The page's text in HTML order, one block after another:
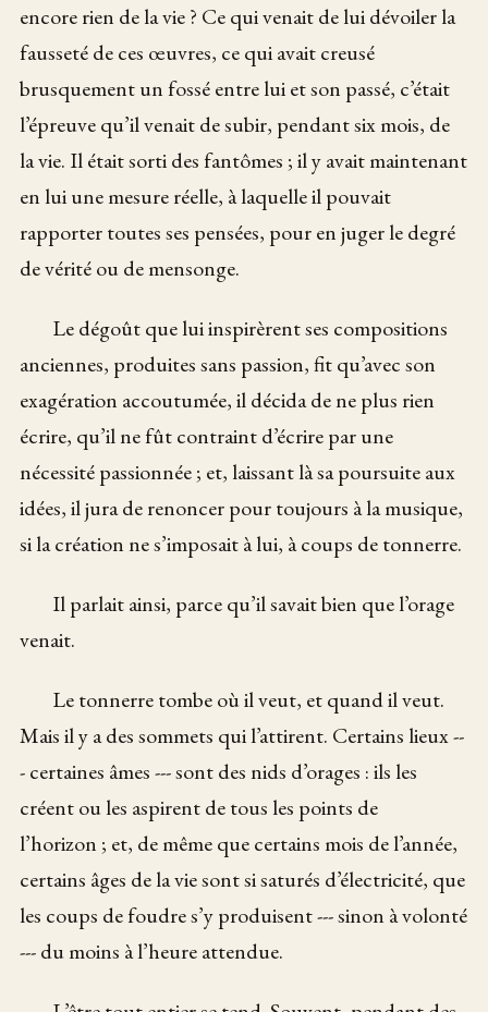
encore rien de la vie ? Ce qui venait de lui dévoiler la
fausseté de ces œuvres, ce qui avait creusé
brusquement un fossé entre lui et son passé, c’était
l’épreuve qu’il venait de subir, pendant six mois, de
la vie. Il était sorti des fantômes ; il y avait maintenant
en lui une mesure réelle, à laquelle il pouvait
rapporter toutes ses pensées, pour en juger le degré
de vérité ou de mensonge.
Le dégoût que lui inspirèrent ses compositions
anciennes, produites sans passion, fit qu’avec son
exagération accoutumée, il décida de ne plus rien
écrire, qu’il ne fût contraint d’écrire par une
nécessité passionnée ; et, laissant là sa poursuite aux
idées, il jura de renoncer pour toujours à la musique,
si la création ne s’imposait à lui, à coups de tonnerre.
Il parlait ainsi, parce qu’il savait bien que l’orage
venait.
Le tonnerre tombe où il veut, et quand il veut.
Mais il y a des sommets qui l’attirent. Certains lieux --
- certaines âmes --- sont des nids d’orages : ils les
créent ou les aspirent de tous les points de
l’horizon ; et, de même que certains mois de l’année,
certains âges de la vie sont si saturés d’électricité, que
les coups de foudre s’y produisent --- sinon à volonté
--- du moins à l’heure attendue.